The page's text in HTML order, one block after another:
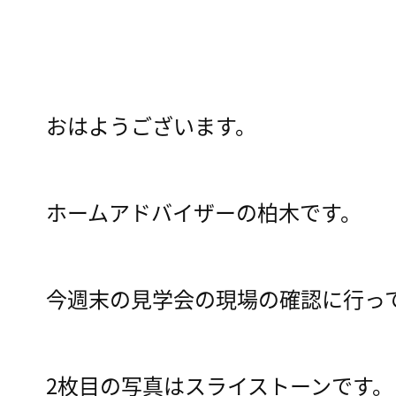
おはようございます。
ホームアドバイザーの柏木です。
今週末の見学会の現場の確認に行っ
2枚目の写真はスライストーンです。